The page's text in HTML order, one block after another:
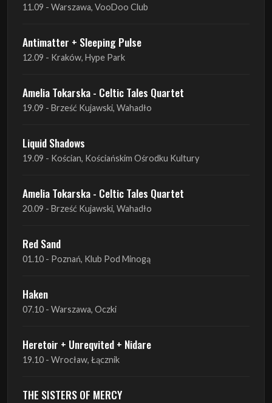
11.09 - Warszawa, VooDoo Club
Antimatter + Sleeping Pulse
12.09 - Kraków, Hype Park
Amelia Tokarska - Celtic Tales Quartet
19.09 - Brześć Kujawski, Wahadło
Liquid Shadows
19.09 - Kościan, Kościańskim Ośrodku Kultury
Amelia Tokarska - Celtic Tales Quartet
20.09 - Brześć Kujawski, Wahadło
Red Sand
01.10 - Poznań, Klub Pod Minogą
Haken
07.10 - Warszawa, Oczki
Heretoir + Unreqvited + Nidare
19.10 - Wrocław, Łącznik
THE SISTERS OF MERCY